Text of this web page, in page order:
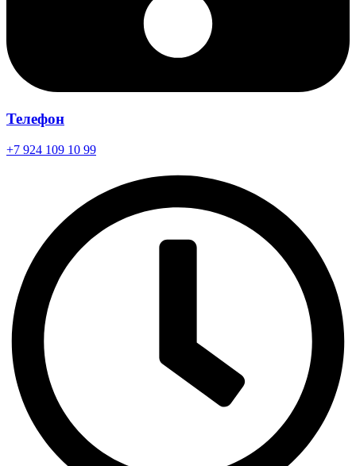
Телефон
+7 924 109 10 99